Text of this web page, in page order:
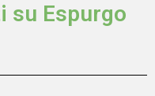
su Espurgo